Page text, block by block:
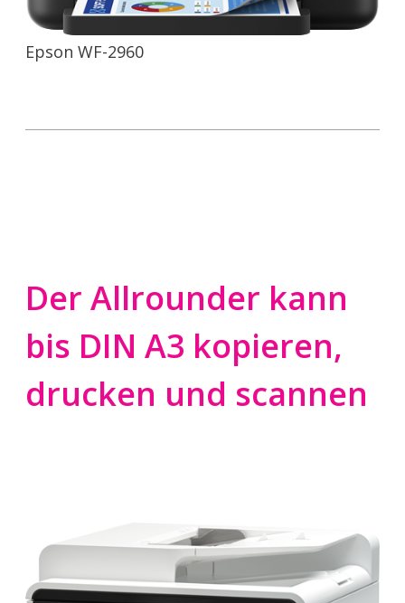
Epson WF-2960
Der Allrounder kann
bis DIN A3 kopieren,
drucken und scannen